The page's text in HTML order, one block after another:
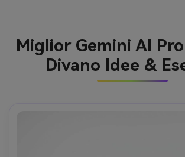
Miglior Gemini AI
Divano Idee &